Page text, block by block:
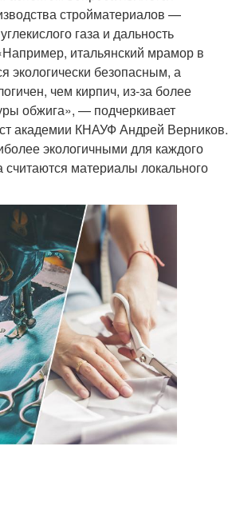
стройматериалов —
газа и дальность
итальянский мрамор в
экологически безопасным, а
чем кирпич, из-за более
обжига», — подчеркивает
академии КНАУФ Андрей Верников.
экологичными для каждого
считаются материалы локального